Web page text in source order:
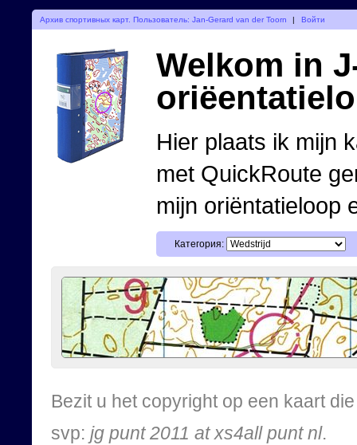
Архив спортивных карт. Пользователь: Jan-Gerard van der Toorn | Войти
Welkom in
Hier plaats ik mijn
met QuickRoute
mijn oriëntatieloop
Категория:
Bezit u het copyright op een kaart
svp: jg punt 2011 at xs4all punt nl.